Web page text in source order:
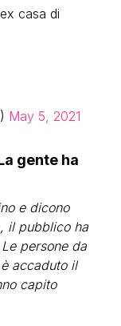
casa di
May 5, 2021
gente ha
e dicono
il pubblico ha
persone da
accaduto il
capito